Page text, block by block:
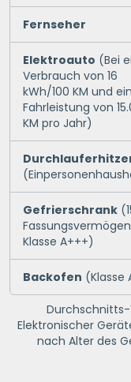
Fernseher
Elektroauto (Bei
Verbrauch von 16
kWh/100 KM und
Fahrleistung von
KM pro Jahr)
Gefrierschrank
Klasse A+++)
Backofen (Klasse
Elektronischer
nach Alter des